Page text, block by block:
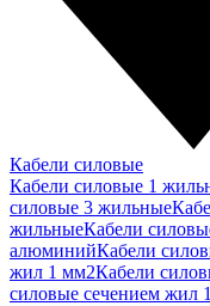
Кабели силовые
Кабели силовые 1
силовые 3 жильные
жильныеКабели
алюминийКабели
жил 1 мм2Кабели
силовые сечением жил